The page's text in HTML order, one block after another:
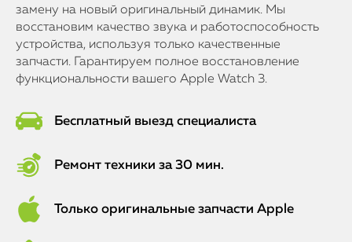
замену на новый оригинальный динамик. Мы
восстановим качество звука и работоспособность
устройства, используя только качественные
запчасти. Гарантируем полное восстановление
функциональности вашего Apple Watch 3.
Бесплатный выезд специалиста
Ремонт техники за 30 мин.
Только оригинальные запчасти Apple